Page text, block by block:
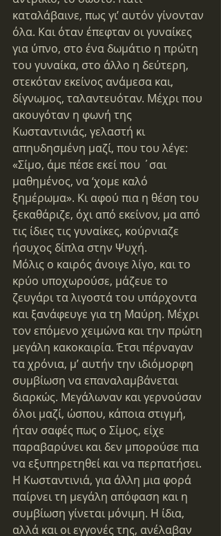
καταλάβαινε, πως γι’ αυτόν γίνονταν
όλα. Και όταν έπεφταν οι γυναίκες
για ύπνο, στο ένα δωμάτιο η πρώτη
του γυναίκα, στο άλλο η δεύτερη,
στεκόταν εκείνος ανάμεσα και,
δίγνωμος, ταλαντευόταν. Μέχρι που
ακουγόταν η φωνή της
Κωσταντινιάς, γελαστή κι
απηυδησμένη μαζί, που του λέγε:
«Σίμο, άμε πέσε εκεί που ΄σαι
μαθημένος, να ‘χομε καλό
ξημέρωμα». Κι αφού πια η θέση του
ξεκαθάριζε, όχι από εκείνον, μα από
τις ίδιες τις γυναίκες, κούρνιαζε
ήσυχος δίπλα στην Ψυχή.
Μόλις ο καιρός άνοιγε λίγο, και το
κρύο υποχωρούσε, μάζευε το
ζευγάρι τα λιγοστά του υπάρχοντα
και ξανάφευγε για τη Μαύρη. Μέχρι
τον επόμενο χειμώνα και την πρώτη
μεγάλη κακοκαιρία. Έτσι πέρναγαν
τα χρόνια, μ’ αυτήν την ιδιόμορφη
συμβίωση να επαναλαμβάνεται
διαρκώς. Μεγάλωναν και γερνούσαν
όλοι μαζί, ώσπου, κάποια στιγμή,
ήταν σαφές πως ο Σίμος, είχε
παραβαρύνει και δεν μπορούσε πια
να εξυπηρετηθεί και να περπατήσει.
Η Κωσταντινιά, για άλλη μια φορά
παίρνει τη μεγάλη απόφαση και η
συμβίωση γίνεται μόνιμη. Η ίδια,
αλλά και οι εγγονές της, ανέλαβαν